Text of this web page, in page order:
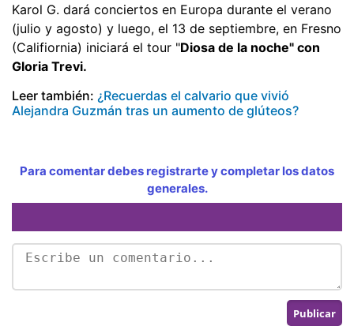
Karol G. dará conciertos en Europa durante el verano
(julio y agosto) y luego, el 13 de septiembre, en Fresno
(Califiornia) iniciará el tour "Diosa de la noche" con
Gloria Trevi.
Leer también: ¿Recuerdas el calvario que vivió
Alejandra Guzmán tras un aumento de glúteos?
Para comentar debes registrarte y completar los datos
generales.